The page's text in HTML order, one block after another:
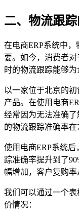
二、物流跟
在电商ERP系统中
要。如今，消费者
时的物流跟踪能够为
以一家位于北京的
产品。在使用电商
经常因为无法准确
的物流跟踪准确率在
使用电商ERP系统
踪准确率提升到了
幅增加，客户复购率
我们可以通过一个
价情况：